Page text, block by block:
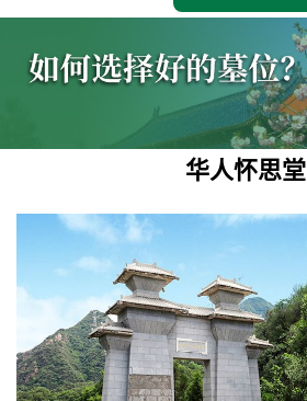
华人怀思堂